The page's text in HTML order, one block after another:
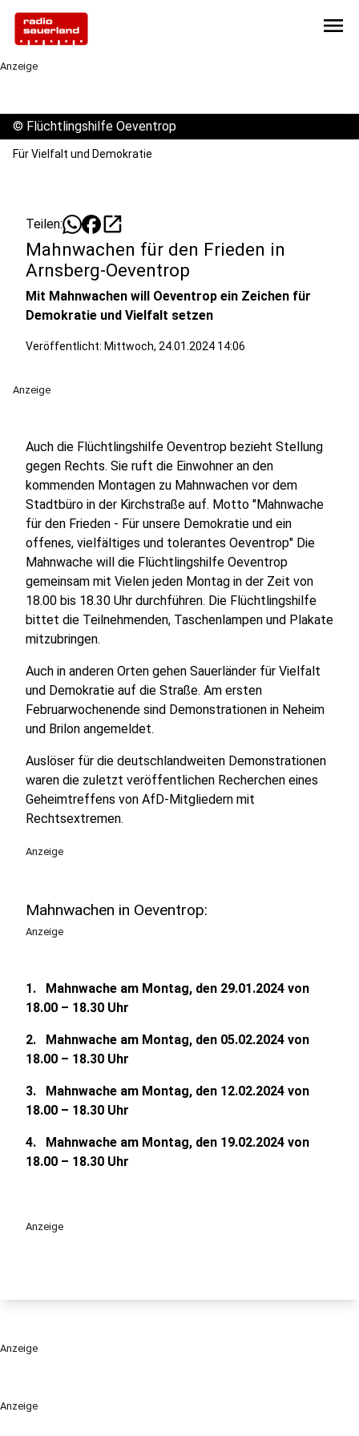
menu
Anzeige
Anzeige
© Flüchtlingshilfe Oeventrop
Für Vielfalt und Demokratie
Teilen: open_in_new
Mahnwachen für den Frieden in
Arnsberg-Oeventrop
Mit Mahnwachen will Oeventrop ein Zeichen für
Demokratie und Vielfalt setzen
Veröffentlicht: Mittwoch, 24.01.2024 14:06
Anzeige
Auch die Flüchtlingshilfe Oeventrop bezieht Stellung
gegen Rechts. Sie ruft die Einwohner an den
kommenden Montagen zu Mahnwachen vor dem
Stadtbüro in der Kirchstraße auf. Motto "Mahnwache
für den Frieden - Für unsere Demokratie und ein
offenes, vielfältiges und tolerantes Oeventrop" Die
Mahnwache will die Flüchtlingshilfe Oeventrop
gemeinsam mit Vielen jeden Montag in der Zeit von
18.00 bis 18.30 Uhr durchführen. Die Flüchtlingshilfe
bittet die Teilnehmenden, Taschenlampen und Plakate
mitzubringen.
Auch in anderen Orten gehen Sauerländer für Vielfalt
und Demokratie auf die Straße. Am ersten
Februarwochenende sind Demonstrationen in Neheim
und Brilon angemeldet.
Auslöser für die deutschlandweiten Demonstrationen
waren die zuletzt veröffentlichen Recherchen eines
Geheimtreffens von AfD-Mitgliedern mit
Rechtsextremen.
Anzeige
Mahnwachen in Oeventrop:
Anzeige
1. Mahnwache am Montag, den 29.01.2024 von
18.00 – 18.30 Uhr
2. Mahnwache am Montag, den 05.02.2024 von
18.00 – 18.30 Uhr
3. Mahnwache am Montag, den 12.02.2024 von
18.00 – 18.30 Uhr
4. Mahnwache am Montag, den 19.02.2024 von
18.00 – 18.30 Uhr
Anzeige
Anzeige